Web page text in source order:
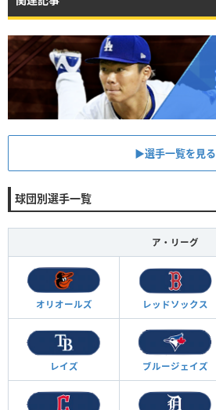
▶︎選手一覧を見る
球団別選手一覧
ア・リーグ
オリオールズ レッドソックス
レイズ ブルージェイズ